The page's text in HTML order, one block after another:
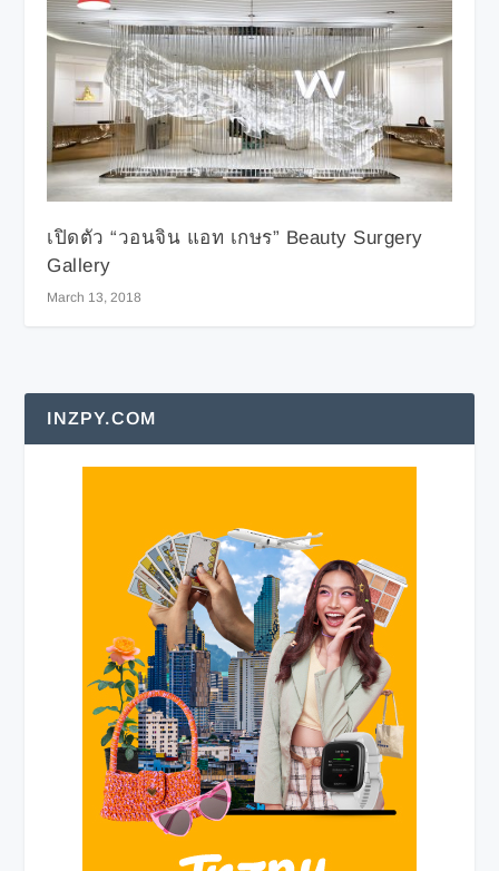
เปิดตัว “วอนจิน แอท เกษร” Beauty Surgery
Gallery
March 13, 2018
INZPY.COM